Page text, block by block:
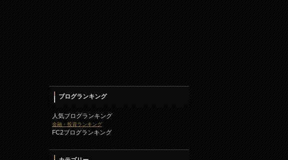
ブログランキング
人気ブログランキング
金融・投資ランキング
FC2ブログランキング